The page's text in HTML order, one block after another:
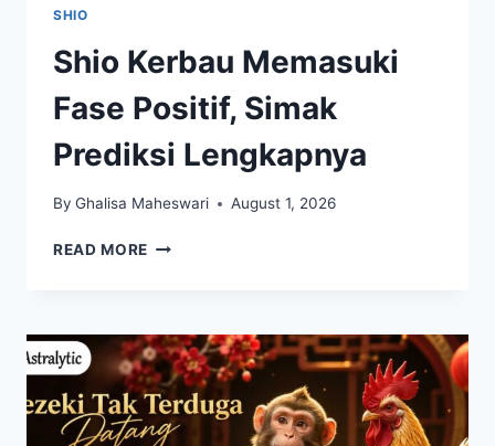
SHIO
Shio Kerbau Memasuki
Fase Positif, Simak
Prediksi Lengkapnya
By Ghalisa Maheswari August 1, 2026
READ MORE SHIO
POSITIF,
SIMAK
PREDIKSI
LENGKAPNYA